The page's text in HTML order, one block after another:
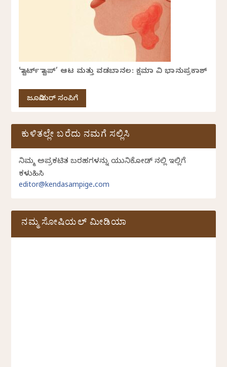
‘ಸ್ಟಾರ್ಟ್ ಸ್ಟಾಪ್’ ಆಟ ಮತ್ತು ವಡಬಾನಲ: ಕ್ಷಮಾ ವಿ ಭಾನುಪ್ರಕಾಶ್
ಜೂನಿಯರ್ ಸಂಪಿಗೆ
ಕುಳಿತಲ್ಲೇ ಬರೆದು ನಮಗೆ ಸಲ್ಲಿಸಿ
ನಿಮ್ಮ ಅಪ್ರಕಟಿತ ಬರಹಗಳನ್ನು ಯುನಿಕೋಡ್ ನಲ್ಲಿ ಇಲ್ಲಿಗೆ
ಕಳುಹಿಸಿ
editor@kendasampige.com
ನಮ್ಮ ಸೋಷಿಯಲ್‌ ಮೀಡಿಯಾ